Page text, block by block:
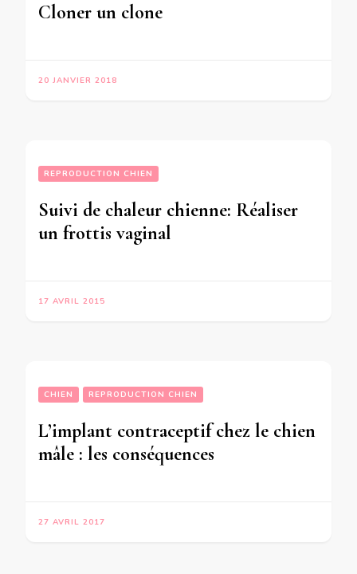
Cloner un clone
20 JANVIER 2018
REPRODUCTION CHIEN
Suivi de chaleur chienne: Réaliser
un frottis vaginal
17 AVRIL 2015
CHIEN REPRODUCTION CHIEN
L’implant contraceptif chez le chien
mâle : les conséquences
27 AVRIL 2017